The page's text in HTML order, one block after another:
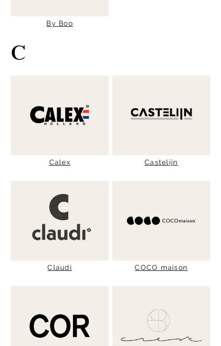
By Boo
C
Calex Castelijn
Claudi COCO maison